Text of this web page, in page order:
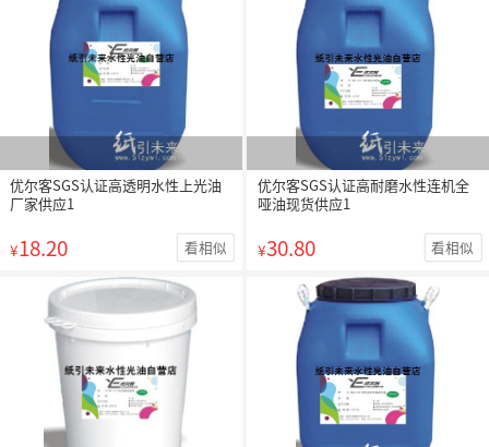
优尔客SGS认证高透明水性上光油
厂家供应1
¥18.20 看相似
优尔客SGS认证高耐磨水性连机全
哑油现货供应1
¥30.80 看相似